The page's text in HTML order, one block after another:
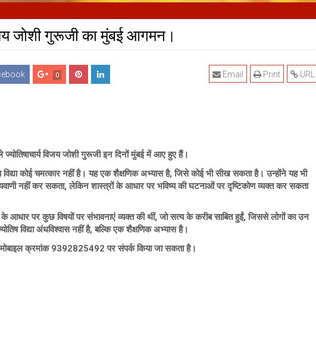
जोशी गुरूजी का मुंबई आगमन।
0 URL
Print
Email
ज्योतिषाचार्य विजय जोशी गुरूजी इन दिनों मुंबई में आए हुए हैं।
कोई चमत्कार नहीं है। यह एक शैक्षणिक अभ्यास है, जिसे कोई भी सीख सकता है। उन्होंने यह भी
नहीं कर सकता, लेकिन शास्त्रों के आधार पर भविष्य की घटनाओं पर दृष्टिकोण व्यक्त कर सकता
पर कुछ विषयों पर संभावनाएं व्यक्त की थीं, जो सत्य के करीब साबित हुईं, जिससे लोगों का उन
विद्या अंधविश्वास नहीं है, बल्कि एक शैक्षणिक अभ्यास है।
मोबाइल क्रमांक 9392825492 पर संपर्क किया जा सकता है।